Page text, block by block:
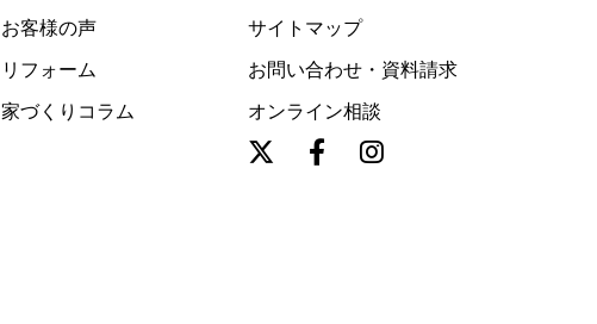
お客様の声
リフォーム
家づくりコラム
サイトマップ
お問い合わせ・資料請求
オンライン相談